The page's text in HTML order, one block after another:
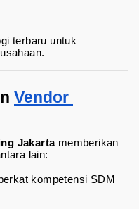
terbaru untuk
Vendor
Jakarta memberikan
lain:
berkat kompetensi SDM